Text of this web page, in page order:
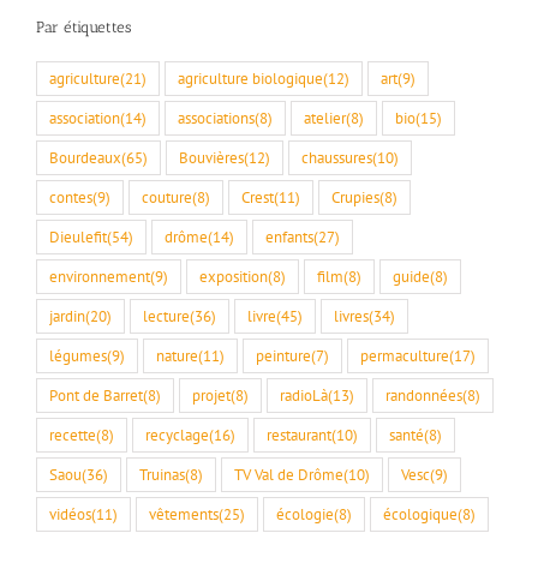
Par étiquettes
agriculture(21) agriculture biologique(12) art(9)
association(14) associations(8) atelier(8) bio(15)
Bourdeaux(65) Bouvières(12) chaussures(10)
contes(9) couture(8) Crest(11) Crupies(8)
Dieulefit(54) drôme(14) enfants(27)
environnement(9) exposition(8) film(8) guide(8)
jardin(20) lecture(36) livre(45) livres(34)
légumes(9) nature(11) peinture(7) permaculture(17)
Pont de Barret(8) projet(8) radioLà(13) randonnées(8)
recette(8) recyclage(16) restaurant(10) santé(8)
Saou(36) Truinas(8) TV Val de Drôme(10) Vesc(9)
vidéos(11) vêtements(25) écologie(8) écologique(8)